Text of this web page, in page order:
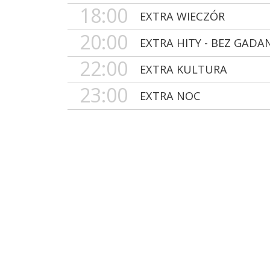
18:00
EXTRA WIECZÓR
20:00 EXTRA HITY - BEZ
22:00 EXTRA KULTURA
23:00 EXTRA NOC